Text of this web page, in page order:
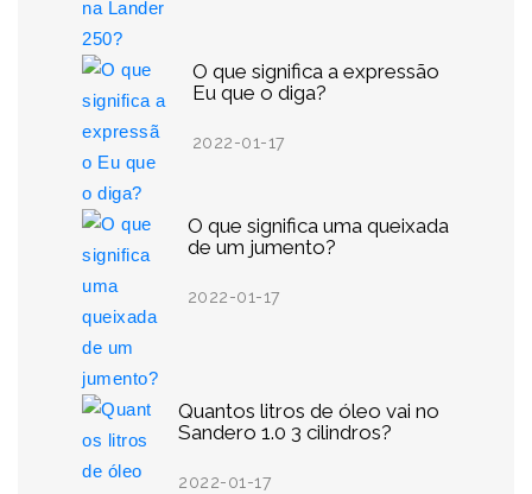
O que significa a expressão
Eu que o diga?
2022-01-17
O que significa uma queixada
de um jumento?
2022-01-17
Quantos litros de óleo vai no
Sandero 1.0 3 cilindros?
2022-01-17